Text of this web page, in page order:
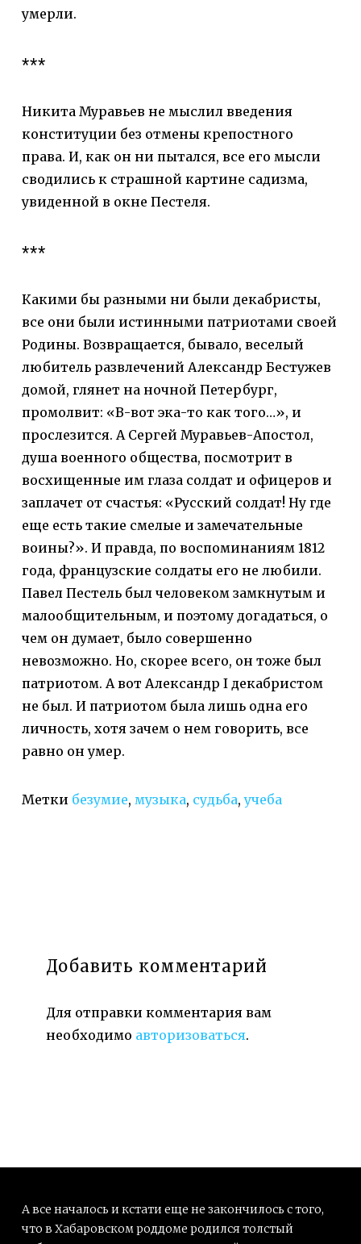
умерли.
***
Никита Муравьев не мыслил введения
конституции без отмены крепостного
права. И, как он ни пытался, все его мысли
сводились к страшной картине садизма,
увиденной в окне Пестеля.
***
Какими бы разными ни были декабристы,
все они были истинными патриотами своей
Родины. Возвращается, бывало, веселый
любитель развлечений Александр Бестужев
домой, глянет на ночной Петербург,
промолвит: «В-вот эка-то как того…», и
прослезится. А Сергей Муравьев-Апостол,
душа военного общества, посмотрит в
восхищенные им глаза солдат и офицеров и
заплачет от счастья: «Русский солдат! Ну где
еще есть такие смелые и замечательные
воины?». И правда, по воспоминаниям 1812
года, французские солдаты его не любили.
Павел Пестель был человеком замкнутым и
малообщительным, и поэтому догадаться, о
чем он думает, было совершенно
невозможно. Но, скорее всего, он тоже был
патриотом. А вот Александр I декабристом
не был. И патриотом была лишь одна его
личность, хотя зачем о нем говорить, все
равно он умер.
Метки безумие, музыка, судьба,учеба
Добавить комментарий
Для отправки комментария вам
необходимо авторизоваться.
А все началось и кстати еще не закончилось с того,
что в Хабаровском роддоме родился толстый